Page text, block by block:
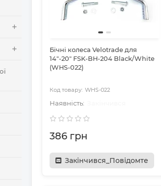
Бічні колеса Velotrade для
14"-20" FSK-BH-204 Black/White
(WHS-022)
WHS-022
386 грн
Закінчився_Повідомте